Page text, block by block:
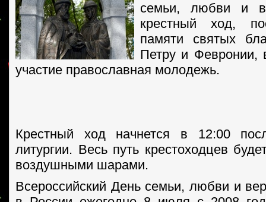
семьи, любви и
крестный ход,
памяти святых
Петру и Февронии,
участие православная молодежь.
Крестный ход начнется в 12:00
литургии. Весь путь крестоходцев
воздушными шарами.
Всероссийский День семьи, любви и